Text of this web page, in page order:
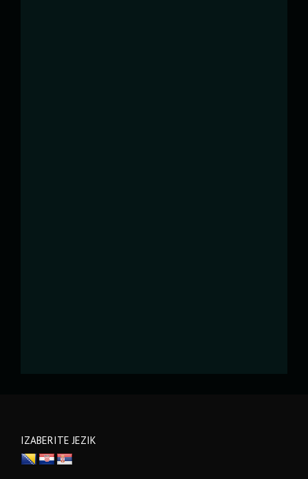
IZABERITE JEZIK